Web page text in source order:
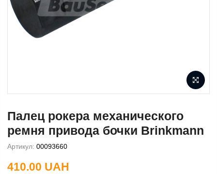
Палец рокера механического
ремня привода бочки Brinkmann
Артикул: 00093660
410.00 UAH